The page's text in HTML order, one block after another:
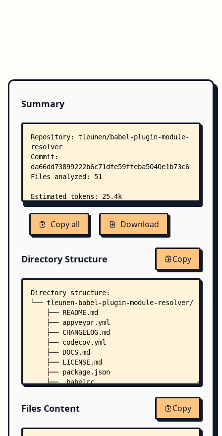
Summary
Copy all Download
Directory Structure Copy
Directory structure:
└── tleunen-babel-plugin-module-resolver/
    ├── README.md
    ├── appveyor.yml
    ├── CHANGELOG.md
    ├── codecov.yml
    ├── DOCS.md
    ├── LICENSE.md
    ├── package.json
    ├── .babelrc
    ├── .prettierrc.yml
    │   ├── index.js
Files Content Copy